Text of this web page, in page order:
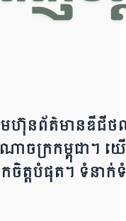
ម​​​ហ៊ុន​ព័ត៌មាន​ឌីជី
ាចក្រ​ក​ម្ពុជា។ យ
ចិត្ត​បំ​ផុត។ ទំនាក់